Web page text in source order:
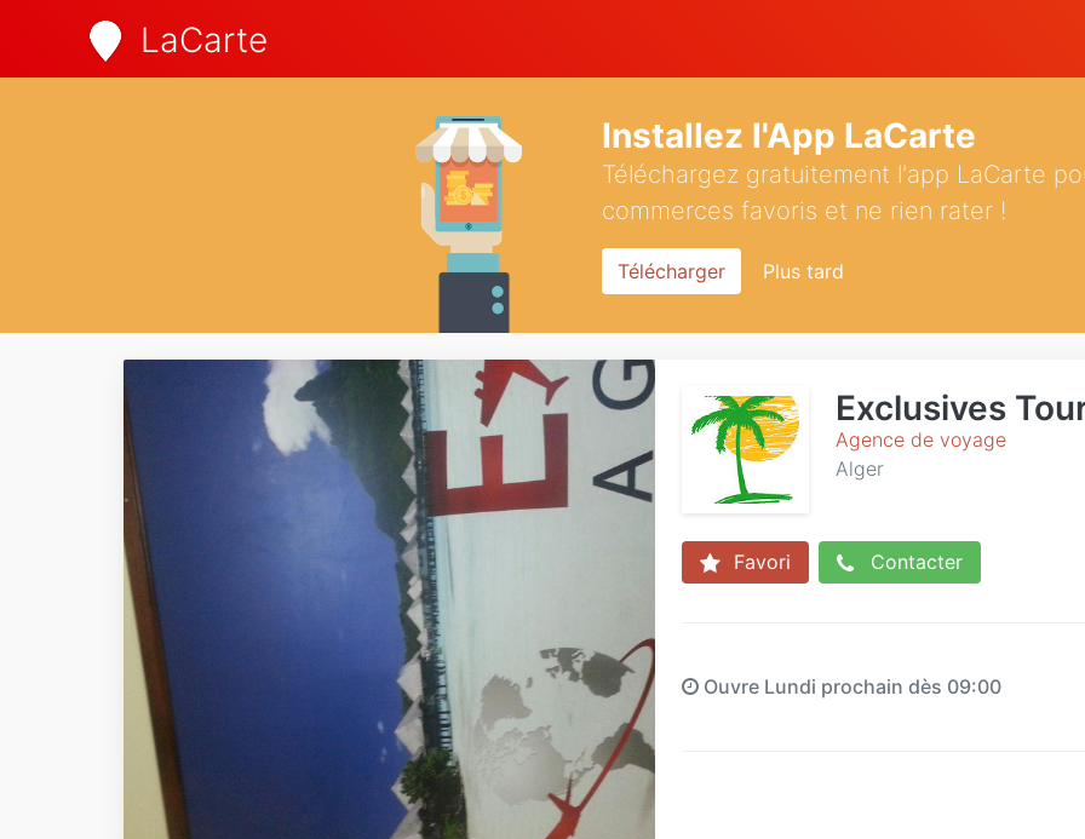
LaCarte
Installez l'App LaCarte
Téléchargez gratuitement l'app LaCarte
commerces favoris et ne rien rater !
Télécharger Plus tard
Exclusives
Agence de voyage
Alger
Favori Contacter
Ouvre Lundi prochain dès 09:00